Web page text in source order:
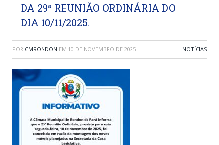
DA 29ª REUNIÃO ORDINÁRIA DO
DIA 10/11/2025.
POR CMRONDON EM 10 DE NOVEMBRO DE 2025 NOTÍCIAS